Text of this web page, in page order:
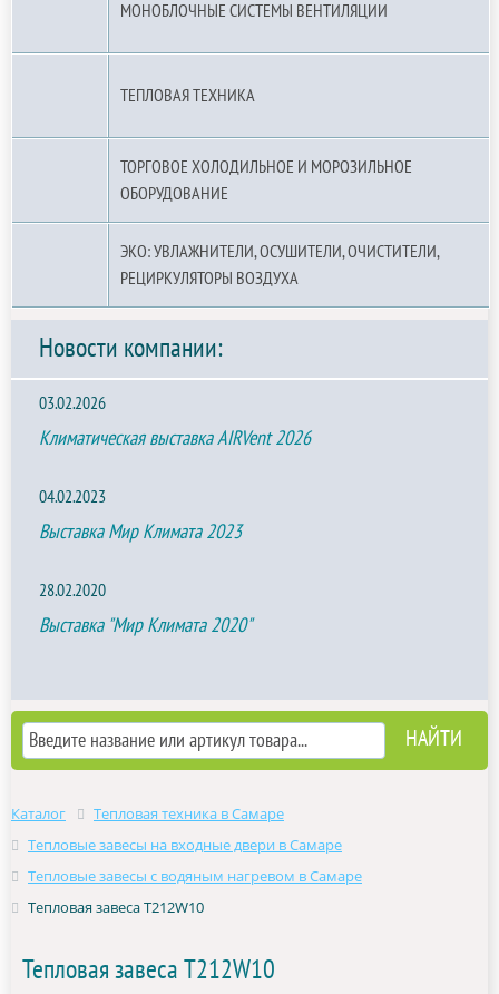
МОНОБЛОЧНЫЕ СИСТЕМЫ ВЕНТИЛЯЦИИ
ТЕПЛОВАЯ ТЕХНИКА
ТОРГОВОЕ ХОЛОДИЛЬНОЕ И МОРОЗИЛЬНОЕ
ОБОРУДОВАНИЕ
ЭКО: УВЛАЖНИТЕЛИ, ОСУШИТЕЛИ, ОЧИСТИТЕЛИ,
РЕЦИРКУЛЯТОРЫ ВОЗДУХА
Новости компании:
03.02.2026
Климатическая выставка AIRVent 2026
04.02.2023
Выставка Мир Климата 2023
28.02.2020
Выставка "Мир Климата 2020"
Каталог
Тепловая техника в Самаре
Тепловые завесы на входные двери в Самаре
Тепловые завесы с водяным нагревом в Самаре
Тепловая завеса T212W10
Тепловая завеса T212W10